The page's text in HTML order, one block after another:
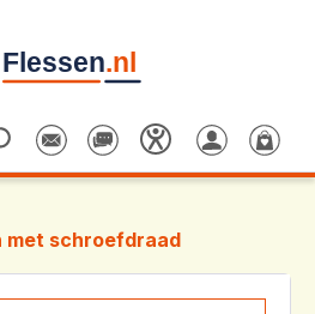
met schroefdraad